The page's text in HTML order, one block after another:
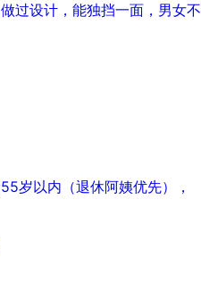
过设计，能独挡一面，男女不
岁以内（退休阿姨优先），